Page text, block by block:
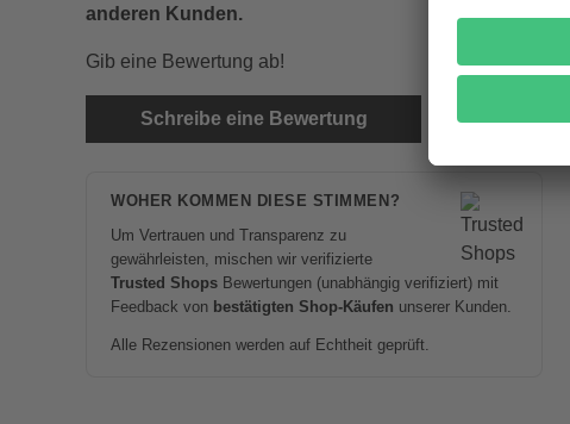
anderen Kunden.
Gib eine Bewertung ab!
Schreibe eine Bewertung
WOHER KOMMEN DIESE STIMMEN?
Um Vertrauen und Transparenz zu
gewährleisten, mischen wir verifizierte
Trusted Shops Bewertungen (unabhängig verifiziert) mit
Feedback von bestätigten Shop-Käufen unserer Kunden.
Alle Rezensionen werden auf Echtheit geprüft.